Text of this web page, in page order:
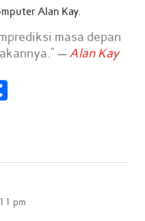
Alan Kay.
masa depan
— Alan Kay
pm